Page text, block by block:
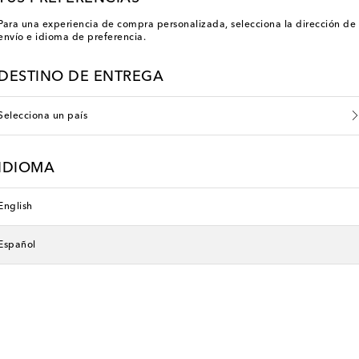
Para una experiencia de compra personalizada, selecciona la dirección de
e idioma de preferencia.
DESTINO DE ENTREGA
un país
IDIOMA
English
Español